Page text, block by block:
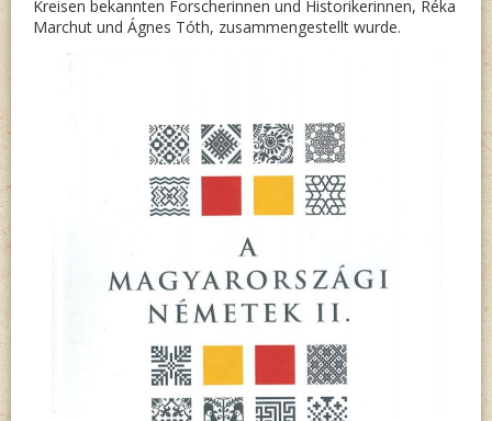
Kreisen bekannten Forscherinnen und Historikerinnen, Réka
Marchut und Ágnes Tóth, zusammengestellt wurde.